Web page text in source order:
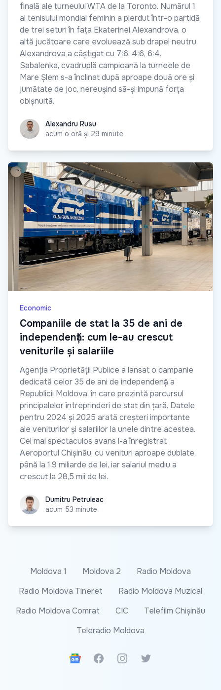
finală ale turneului WTA de la Toronto. Numărul 1
al tenisului mondial feminin a pierdut într-o partidă
de trei seturi în fața Ekaterinei Alexandrova, o
altă jucătoare care evoluează sub drapel neutru.
Alexandrova a câștigat cu 7:6, 4:6, 6:4.
Sabalenka, cvadruplă campioană la turneele de
Mare Șlem s-a înclinat după aproape două ore și
jumătate de joc, nereușind să-și impună forța
obișnuită.
Alexandru Rusu
Alexandru Rusu
acum o oră și 29 minute
Economic
Companiile de stat la 35 de ani de
independență: cum le-au crescut
veniturile și salariile
Agenția Proprietății Publice a lansat o campanie
dedicată celor 35 de ani de independență a
Republicii Moldova, în care prezintă parcursul
principalelor întreprinderi de stat din țară. Datele
pentru 2024 și 2025 arată creșteri importante
ale veniturilor și salariilor la unele dintre acestea.
Cel mai spectaculos avans l-a înregistrat
Aeroportul Chișinău, cu venituri aproape dublate,
până la 1,9 miliarde de lei, iar salariul mediu a
crescut la 28,5 mii de lei.
Dumitru Petruleac
Dumitru Petruleac
acum 53 minute
Moldova 1 Moldova 2
Radio Moldova
Radio Moldova Tineret
Radio Moldova Muzical
Radio Moldova Comrat
CIC
Telefilm Chișinău
Teleradio Moldova
Google News
FacebookInstagramTwitter